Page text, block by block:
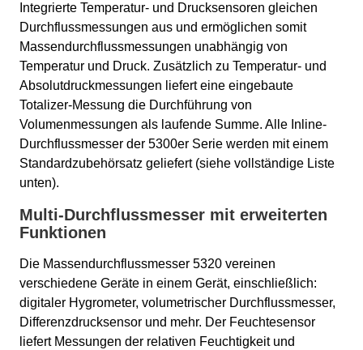
Integrierte Temperatur- und Drucksensoren gleichen
Durchflussmessungen aus und ermöglichen somit
Massendurchflussmessungen unabhängig von
Temperatur und Druck. Zusätzlich zu Temperatur- und
Absolutdruckmessungen liefert eine eingebaute
Totalizer-Messung die Durchführung von
Volumenmessungen als laufende Summe. Alle Inline-
Durchflussmesser der 5300er Serie werden mit einem
Standardzubehörsatz geliefert (siehe vollständige Liste
unten).
Multi-Durchflussmesser mit erweiterten
Funktionen
Die Massendurchflussmesser 5320 vereinen
verschiedene Geräte in einem Gerät, einschließlich:
digitaler Hygrometer, volumetrischer Durchflussmesser,
Differenzdrucksensor und mehr. Der Feuchtesensor
liefert Messungen der relativen Feuchtigkeit und